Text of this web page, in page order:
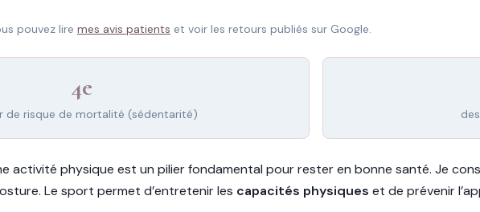
pouvez lire mes avis patients et voir les retours publiés sur Google.
4e
de risque de mortalité (sédentarité)
activité physique est un pilier fondamental pour rester en bonne santé. Je
Le sport permet d’entretenir les capacités physiques et de prévenir